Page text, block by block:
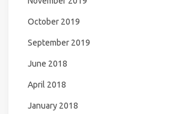
October 2019
September 2019
June 2018
April 2018
January 2018